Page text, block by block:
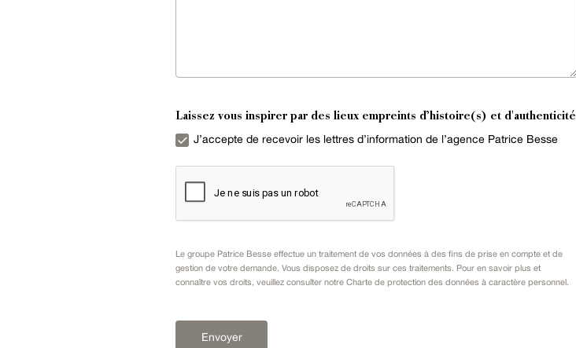
Laissez vous inspirer par des lieux empreints d’histoire(s) et d'authenticité
J’accepte de recevoir les lettres d’information de l’agence Patrice Besse
Le groupe Patrice Besse effectue un traitement de vos données à des fins de prise en compte et de
gestion de votre demande. Vous disposez de droits sur ces traitements. Pour en savoir plus et
connaître vos droits, veuillez consulter notre Charte de protection des données à caractère personnel .
Envoyer